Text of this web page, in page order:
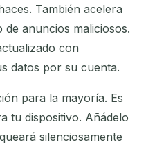
También acelera
de anuncios maliciosos.
con
datos por su cuenta.
para la mayoría. Es
tu dispositivo. Añádelo
silenciosamente